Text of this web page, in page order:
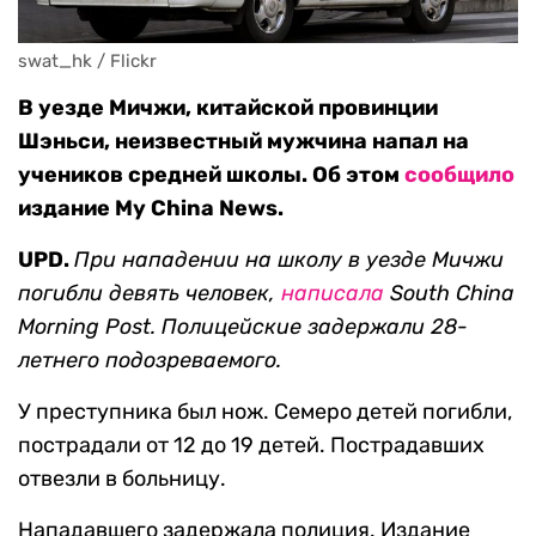
swat_hk / Flickr
В уезде Мичжи, китайской провинции
Шэньси, неизвестный мужчина напал на
учеников средней школы. Об этом сообщило
издание My China News.
UPD.При нападении на школу в уезде Мичжи
погибли девять человек, написала South China
Morning Post. Полицейские задержали 28-
летнего подозреваемого.
У преступника был нож. Семеро детей погибли,
пострадали от 12 до 19 детей. Пострадавших
отвезли в больницу.
Нападавшего задержала полиция. Издание